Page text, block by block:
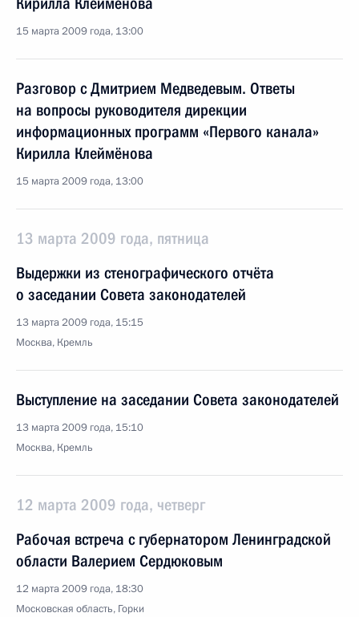
15 марта 2009 года, 13:00
Разговор с Дмитрием Медведевым. Ответы
на вопросы руководителя дирекции
информационных программ «Первого канала»
Кирилла Клеймёнова
15 марта 2009 года, 13:00
13 марта 2009 года, пятница
Выдержки из стенографического отчёта
о заседании Совета законодателей
13 марта 2009 года, 15:15
Москва, Кремль
Выступление на заседании Совета законодателей
13 марта 2009 года, 15:10
Москва, Кремль
12 марта 2009 года, четверг
Рабочая встреча с губернатором Ленинградской
области Валерием Сердюковым
12 марта 2009 года, 18:30
Московская область, Горки